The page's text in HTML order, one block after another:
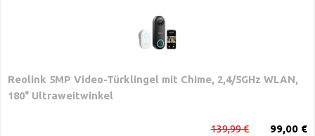
Reolink 5MP Video-Türklingel mit Chime, 2,4/5GHz WLAN,
180° Ultraweitwinkel
99,00 €
139,99 €